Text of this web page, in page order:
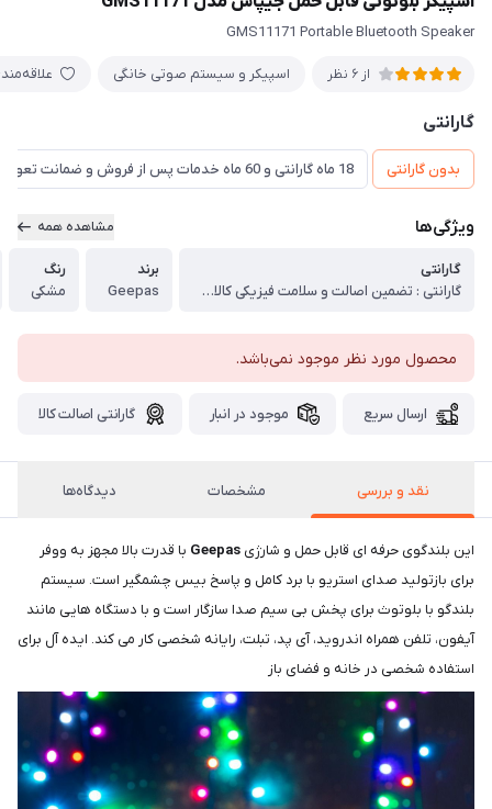
GMS11171 Portable Bluetooth Speaker
از 6 نظر اسپیکر و سیستم صوتی خانگی
گارانتی
بدون گارانتی 18 ماه گارانتی و 60 ماه خدمات پس از فروش و ضمانت تعویض
ویژگی‌ها مشاهده همه
گارانتی
گارانتی : تضمین اصالت و سلامت فیزیکی کالا (اورجینال)
برند
Geepas
رنگ
مشکی
محصول مورد نظر موجود نمی‌باشد.
ارسال سریع موجود در انبار گارانتی اصالت کالا
نقد و بررسی مشخصات دیدگاه‌ها
این بلندگوی حرفه ای قابل حمل و شارژی Geepas با قدرت بالا مجهز به ووفر
برای بازتولید صدای استریو با برد کامل و پاسخ بیس چشمگیر است. سیستم
بلندگو با بلوتوث برای پخش بی سیم صدا سازگار است و با دستگاه هایی مانند
آیفون، تلفن همراه اندروید، آی پد، تبلت، رایانه شخصی کار می کند. ایده آل برای
استفاده شخصی در خانه و فضای باز